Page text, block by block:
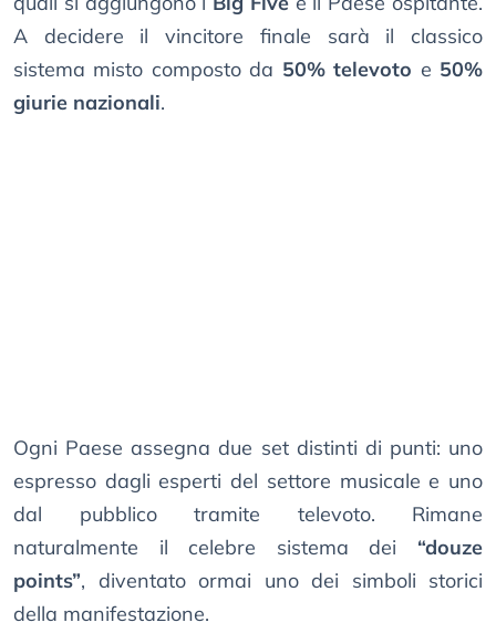
A decidere il vincitore finale sarà il classico
sistema misto composto da 50% televoto e 50%
giurie nazionali.
Ogni Paese assegna due set distinti di punti: uno
espresso dagli esperti del settore musicale e uno
dal pubblico tramite televoto. Rimane
naturalmente il celebre sistema dei “douze
points”, diventato ormai uno dei simboli storici
della manifestazione.